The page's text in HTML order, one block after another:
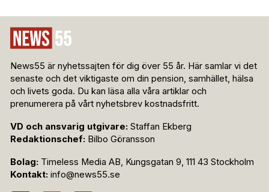
News55 är nyhetssajten för dig över 55 år. Här samlar vi det
senaste och det viktigaste om din pension, samhället, hälsa
och livets goda. Du kan läsa alla våra artiklar och
prenumerera på vårt nyhetsbrev kostnadsfritt.
VD och ansvarig utgivare: Staffan Ekberg
Redaktionschef: Bilbo Göransson
Bolag: Timeless Media AB, Kungsgatan 9, 111 43 Stockholm
Kontakt: info@news55.se